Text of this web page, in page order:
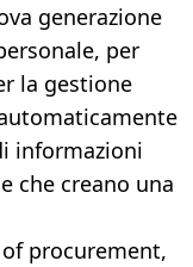
generazione
per
la gestione
informazioni
che creano una
procurement,